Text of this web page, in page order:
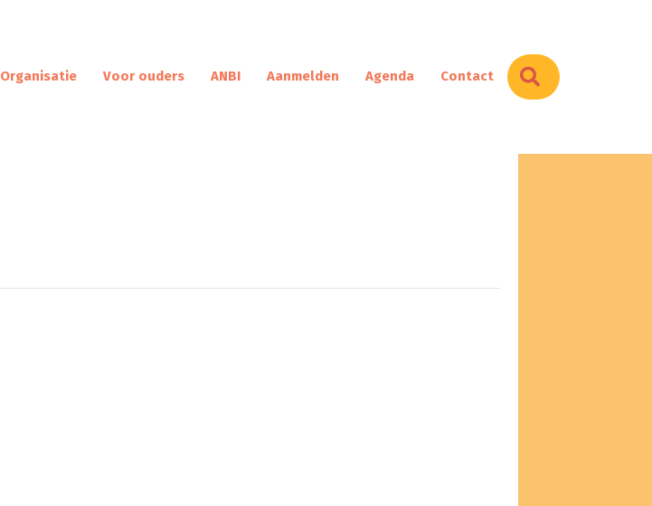
Organisatie Voor ouders ANBI Aanmelden Agenda Contact Zoeken